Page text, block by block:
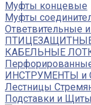
Муфты концевые
Муфты
Ответвительные
КАБЕЛЬНЫЕ
ИНСТРУМЕНТЫ и
Лестницы
Подставки и Щиты